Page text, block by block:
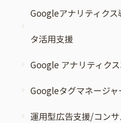
Googleアナリティク
タ活用支援
Google アナリティク
Googleタグマネージ
運用型広告支援/コン